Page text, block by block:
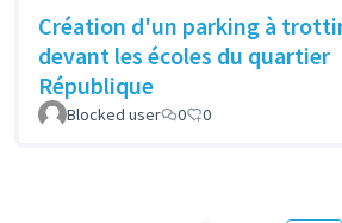
Création d'un parking à
devant les écoles du quartier
République
Blocked user 0 0